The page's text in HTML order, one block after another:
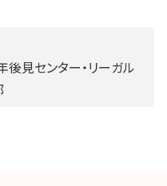
見センター・リーガル